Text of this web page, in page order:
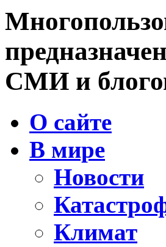
СМИ и
О сайте
В мире
Новости
Климат